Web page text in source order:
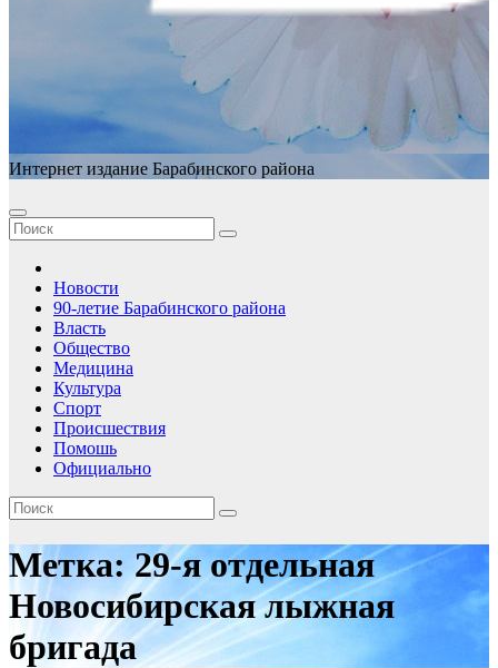
Интернет издание Барабинского района
Новости
90-летие Барабинского района
Власть
Общество
Медицина
Культура
Спорт
Происшествия
Помошь
Официально
Метка:29-я отдельная
Новосибирская лыжная
бригада